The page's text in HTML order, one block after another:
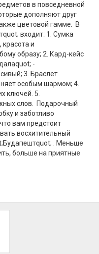
в повседневной
дополняют друг
цветовой гамме. В
входит: 1. Сумка
красота и
образу; 2. Кард-кейс
-
3. Браслет
особым шармом; 4.
ключей. 5.
слов. Подарочный
и заботливо
вам предстоит
восхитительный
. Меньше
больше на приятные